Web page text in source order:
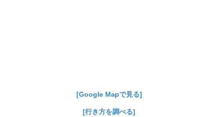
[Google Mapで見る]
[行き方を調べる]